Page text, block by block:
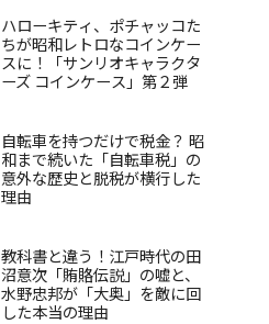
ハローキティ、ポチャッコた
ちが昭和レトロなコインケー
スに！「サンリオキャラクタ
ーズ コインケース」第２弾
自転車を持つだけで税金？ 昭
和まで続いた「自転車税」の
意外な歴史と脱税が横行した
理由
教科書と違う！江戸時代の田
沼意次「賄賂伝説」の嘘と、
水野忠邦が「大奥」を敵に回
した本当の理由